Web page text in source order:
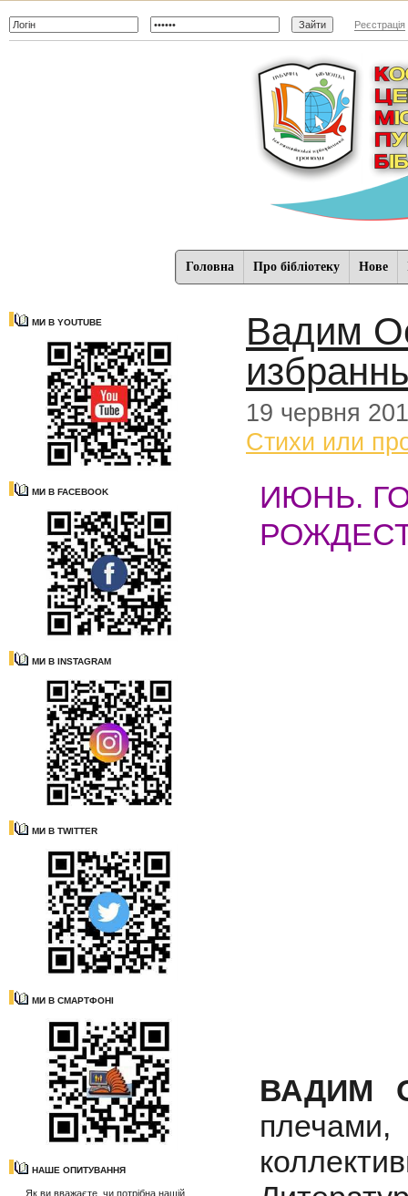
Реєстрація
Головна Про бібліотеку Нове
МИ В YOUTUBE
МИ В FACEBOOK
МИ В INSTAGRAM
МИ В TWITTER
МИ В СМАРТФОНІ
НАШЕ ОПИТУВАННЯ
Як ви вважаєте, чи потрібна нашій
Вадим
19 червня
Стихи или
ИЮНЬ.
ВАДИМ